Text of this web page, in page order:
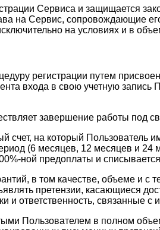
Сервиса и защищается
на Сервис, сопровождающие
на условиях и в
регистрации путем
входа в свою учетную запись
завершение работы под
счет, на который
(6 месяцев, 12 месяцев и
ной предоплаты и
в том качестве, объеме
претензии, касающиеся
ответственность, связанные с
Пользователем в полном